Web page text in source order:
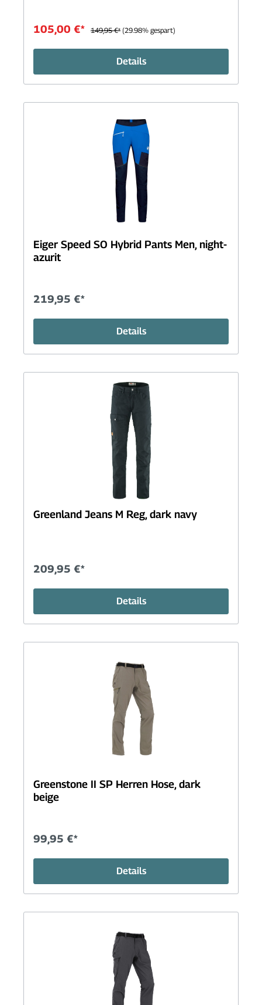
105,00 €* 149,95 €* (29.98% gespart)
Details
Eiger Speed SO Hybrid Pants Men, night-
azurit
219,95 €*
Details
Greenland Jeans M Reg, dark navy
209,95 €*
Details
Greenstone II SP Herren Hose, dark
beige
99,95 €*
Details